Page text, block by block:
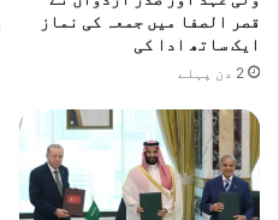
قصر الصفا میں جمعہ کی نماز
ایک ساتھ ادا کی
2 دن پہلے